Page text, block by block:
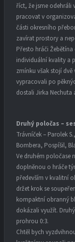
říct, že jsme odehráli
pracovat v
části okresního
zavírat prostory a
Přesto hráči
individuální kvality a
zmínku však stojí dvě
vypracovali po
dostali Jirka Nechuta
Druhý poločas –
Trávníček – Parolek
Bombera, Pospíšil,
Ve druhém poločase
doplněnou o hráče
především v kvalitní
držet krok se
kompaktní obranný
dokázali využít.
prohrou 0:3.
Chtěl bych